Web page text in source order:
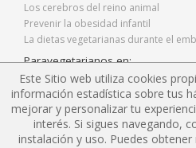
Los cerebros del reino animal
Prevenir la obesidad infantil
La dietas vegetarianas durante el
Paravegetarianos en:
Facebook
Twitter
Instagram
Blog
Este Sitio web utiliza cookies
información estadística sobre tus
mejorar y personalizar tu
interés. Si sigues navegando,
instalación y uso. Puedes